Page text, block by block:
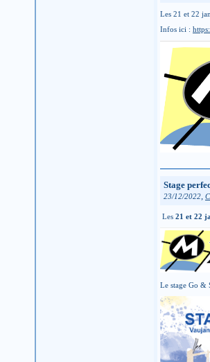
Les 21 et 22
Infos ici :
Stage
23/12/2022
Les 21 et 22
Le stage Go &